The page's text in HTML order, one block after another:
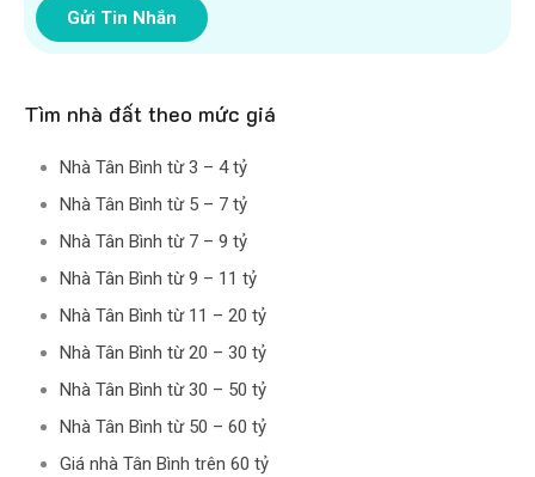
Gửi Tin Nhắn
Tìm nhà đất theo mức giá
Nhà Tân Bình từ 3 – 4 tỷ
Nhà Tân Bình từ 5 – 7 tỷ
Nhà Tân Bình từ 7 – 9 tỷ
Nhà Tân Bình từ 9 – 11 tỷ
Nhà Tân Bình từ 11 – 20 tỷ
Nhà Tân Bình từ 20 – 30 tỷ
Nhà Tân Bình từ 30 – 50 tỷ
Nhà Tân Bình từ 50 – 60 tỷ
Giá nhà Tân Bình trên 60 tỷ